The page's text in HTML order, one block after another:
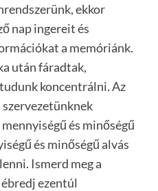
ekkor
nap ingereit és
a memóriánk.
után fáradtak,
koncentrálni. Az
szervezetünknek
és minőségű
és minőségű alvás
Ismerd meg a
ezentúl